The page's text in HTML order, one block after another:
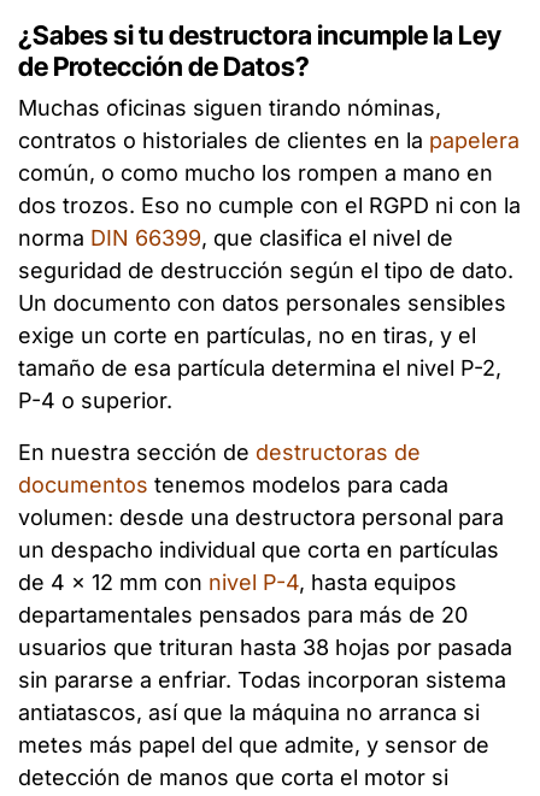
¿Sabes si tu destructora incumple la Ley
de Protección de Datos?
Muchas oficinas siguen tirando nóminas,
contratos o historiales de clientes en la papelera
común, o como mucho los rompen a mano en
dos trozos. Eso no cumple con el RGPD ni con la
norma DIN 66399, que clasifica el nivel de
seguridad de destrucción según el tipo de dato.
Un documento con datos personales sensibles
exige un corte en partículas, no en tiras, y el
tamaño de esa partícula determina el nivel P-2,
P-4 o superior.
En nuestra sección de destructoras de
documentos tenemos modelos para cada
volumen: desde una destructora personal para
un despacho individual que corta en partículas
de 4 x 12 mm con nivel P-4, hasta equipos
departamentales pensados para más de 20
usuarios que trituran hasta 38 hojas por pasada
sin pararse a enfriar. Todas incorporan sistema
antiatascos, así que la máquina no arranca si
metes más papel del que admite, y sensor de
detección de manos que corta el motor si